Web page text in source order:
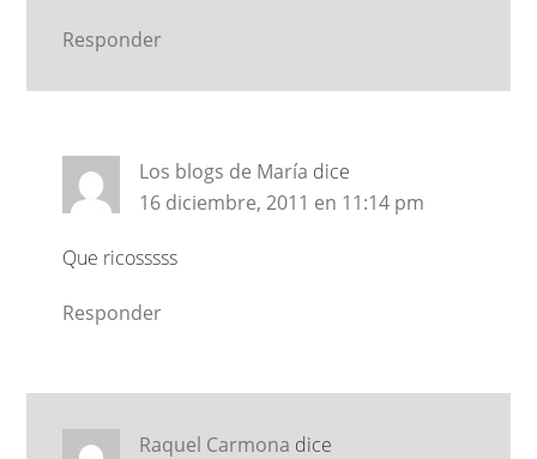
Responder
Los blogs de María dice
16 diciembre, 2011 en 11:14 pm
Que ricosssss
Responder
Raquel Carmona dice